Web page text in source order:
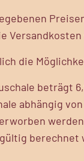
die
beträgt
abhängig
berechnet